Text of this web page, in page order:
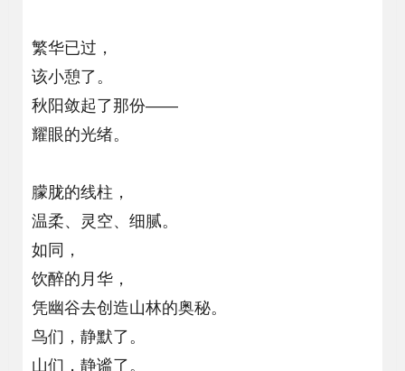
繁华已过，
该小憩了。
秋阳敛起了那份——
耀眼的光绪。
朦胧的线柱，
温柔、灵空、细腻。
如同，
饮醉的月华，
凭幽谷去创造山林的奥秘。
鸟们，静默了。
山们，静谧了。